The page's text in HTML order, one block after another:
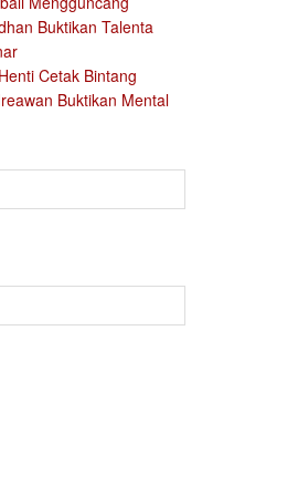
Buktikan Talenta
Cetak Bintang
Buktikan Mental